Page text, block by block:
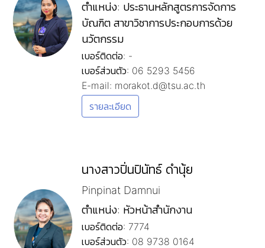
ตำแหน่ง: ประธานหลักสูตรการจัดการ
บัณฑิต สาขาวิชาการประกอบการด้วย
นวัตกรรม
เบอร์ติดต่อ: -
เบอร์ส่วนตัว: 06 5293 5456
E-mail: morakot.d@tsu.ac.th
รายละเอียด
นางสาวปิ่นปินัทธ์ ดำนุ้ย
Pinpinat Damnui
ตำแหน่ง: หัวหน้าสำนักงาน
เบอร์ติดต่อ: 7774
เบอร์ส่วนตัว: 08 9738 0164